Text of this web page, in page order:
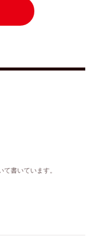
書いています。